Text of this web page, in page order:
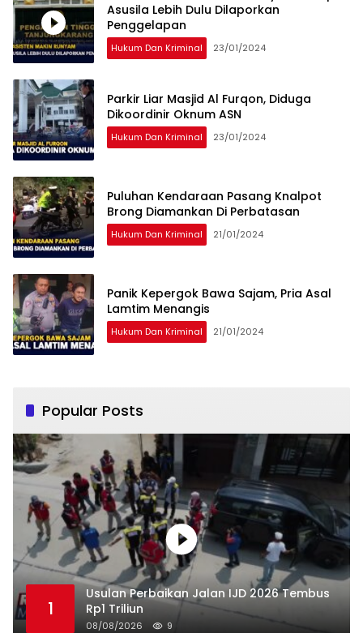
Asusila Lebih Dulu Dilaporkan
Penggelapan
Hukum Dan Kriminal 23/01/2024
Parkir Liar Masjid Al Furqon, Diduga
Dikoordinir Oknum ASN
Hukum Dan Kriminal 23/01/2024
Puluhan Kendaraan Pasang Knalpot
Brong Diamankan Di Perbatasan
Hukum Dan Kriminal 21/01/2024
Panik Kepergok Bawa Sajam, Pria Asal
Lamtim Menangis
Hukum Dan Kriminal 21/01/2024
Popular Posts
1
Usulan Perbaikan Jalan IJD 2026 Tembus
Rp1 Triliun
08/08/2026 9